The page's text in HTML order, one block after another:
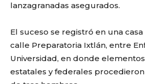
lanzagranadas asegurados.
El suceso se registró en una
calle Preparatoria Ixtlán, entre
Universidad, en donde
estatales y federales